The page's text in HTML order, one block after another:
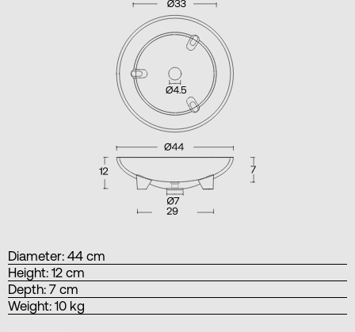
Diameter: 44 cm
Height: 12 cm
Depth: 7 cm
Weight: 10 kg